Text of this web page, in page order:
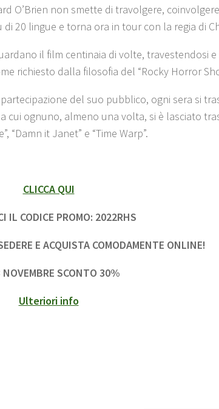
O’Brien non smette di travolgere,
20 lingue e torna ora in tour con la regia di
il film centinaia di volte, travestendosi
richiesto dalla filosofia del “Rocky Horror
del suo pubblico, ogni sera si
ognuno, almeno una volta, si è lasciato
“Damn it Janet” e “Time Warp”.
CLICCA QUI
IL CODICE PROMO: 2022RHS
E ACQUISTA COMODAMENTE ONLINE!
SCONTO 30%
Ulteriori info